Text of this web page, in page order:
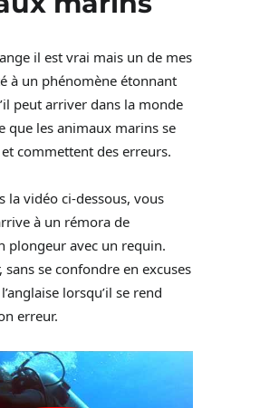
il est vrai mais un de mes
à un phénomène étonnant
peut arriver dans la monde
que les animaux marins se
commettent des erreurs.
la vidéo ci-dessous, vous
à un rémora de
plongeur avec un requin.
sans se confondre en excuses
lorsqu’il se rend
erreur.